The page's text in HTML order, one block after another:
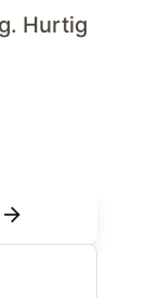
Hurtig
arrow_forward